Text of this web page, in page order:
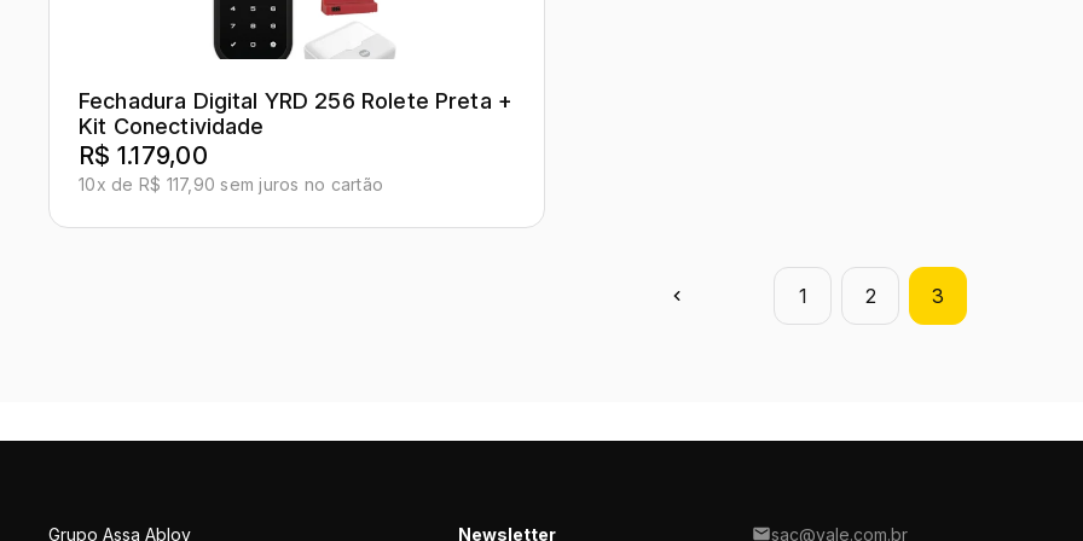
Fechadura Digital YRD 256 Rolete Preta +
Kit Conectividade
R$ 1.179,00
10x de R$ 117,90 sem juros no cartão
1 2 3
Grupo Assa Abloy Newsletter sac@yale.com.br